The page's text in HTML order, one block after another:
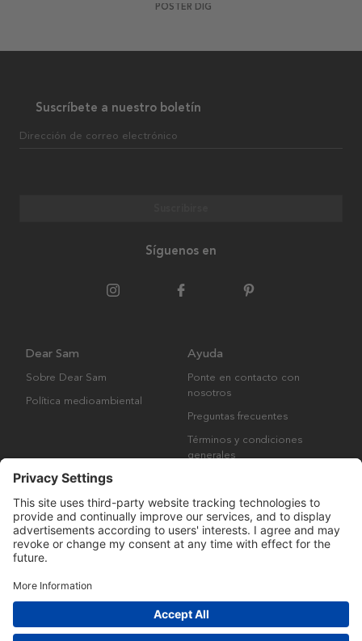
POSTER DIG
Suscríbete a nuestro boletín
Dirección de correo electrónico
Síguenos en
Dear Sam
Sobre Dear Sam
Política medioambiental
Ayuda
Ponte en contacto con
nosotros
Preguntas frecuentes
Términos y condiciones
generales
Derechos de autor © Many Brands AB 2023. Todos los derechos